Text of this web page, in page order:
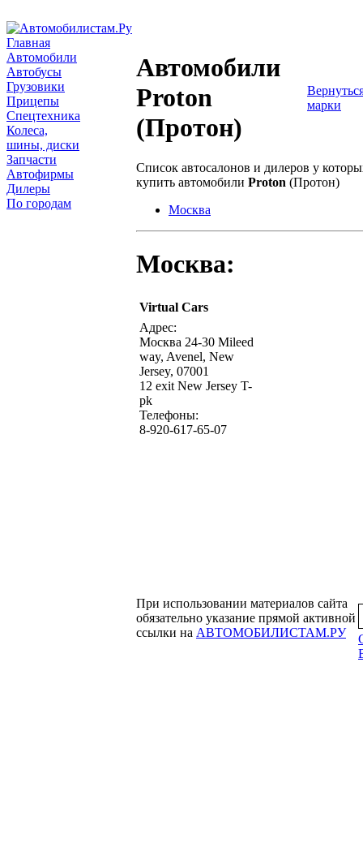
Главная
Автомобили
Автобусы
Грузовики
Прицепы
Спецтехника
Колеса,
шины, диски
Запчасти
Автофирмы
Дилеры
По городам
Автомобили
Proton
(Протон)
марки
Список автосалонов и дилеров у
купить автомобили Proton (Протон)
Москва
Москва:
Virtual Cars
Адрес:
Москва 24-30 Mileed
way, Avenel, New
Jersey, 07001
12 exit New Jersey T-
pk
Телефоны:
8-920-617-65-07
При использовании материалов сайта
обязательно указание прямой активной
ссылки на АВТОМОБИЛИСТАМ.РУ